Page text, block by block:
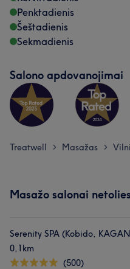
Penktadienis
Šeštadienis
Sekmadienis
Salono apdovanojimai
Treatwell > Masažas >
Masažo salonai
Serenity SPA (Kobido,
0,1km
(500)